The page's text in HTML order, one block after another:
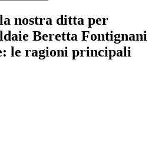
nostra ditta per
Beretta Fontignani
le ragioni principali